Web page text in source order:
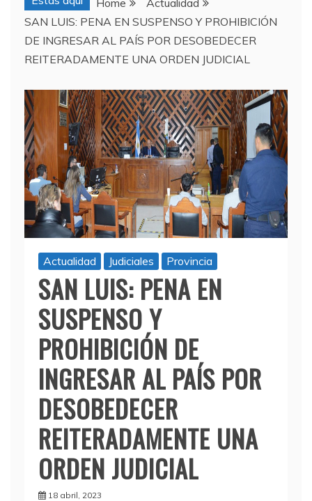
Home
Actualidad
SAN LUIS: PENA EN SUSPENSO Y PROHIBICIÓN
DE INGRESAR AL PAÍS POR DESOBEDECER
REITERADAMENTE UNA ORDEN JUDICIAL
Actualidad Judiciales Provincia
SAN LUIS: PENA EN
SUSPENSO Y
PROHIBICIÓN DE
INGRESAR AL PAÍS POR
DESOBEDECER
REITERADAMENTE UNA
ORDEN JUDICIAL
18 abril, 2023